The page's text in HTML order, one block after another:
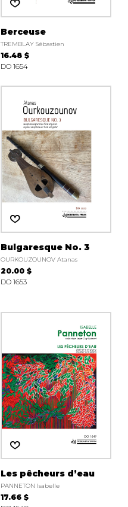
Berceuse
TREMBLAY Sébastien
16.48 $
DO 1654
Bulgaresque No. 3
OURKOUZOUNOV Atanas
20.00 $
DO 1653
Les pêcheurs d’eau
PANNETON Isabelle
17.66 $